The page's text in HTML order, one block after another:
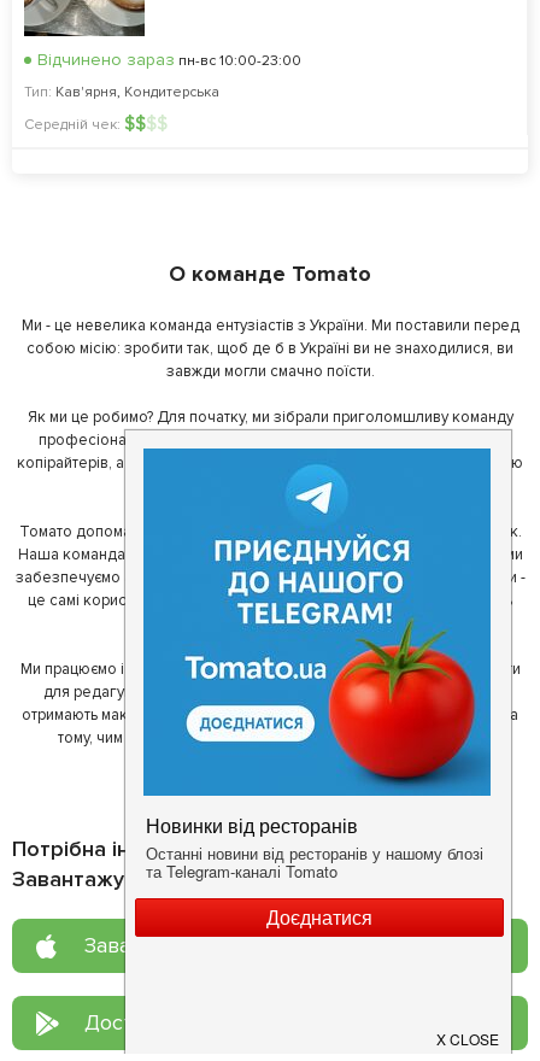
Відчинено зараз пн-вс 10:00-23:00
Тип: Кав'ярня, Кондитерська
Середній чек: $$$$
О команде Tomato
Ми - це невелика команда ентузіастів з України. Ми поставили перед
собою місію: зробити так, щоб де б в Україні ви не знаходилися, ви
завжди могли смачно поїсти.
Як ми це робимо? Для початку, ми зібрали приголомшливу команду
професіоналів - фахівців з дизайну, програмування, маркетингу,
копірайтерів, а за сумісництвом - любителів гарної їжі. З їх допомогою
ми створили Томато.
Томато допомагає своїм користувачам знайти цікаві місця неподалік.
Наша команда регулярно зв'язується з ресторанами - таким чином ми
забезпечуємо актуальність інформації. Друга частина нашої команди -
це самі користувачі, які діляться своїми враженнями і допомагають
один одному у виборі кращих місць.
Ми працюємо і з ресторанами. Для них ми надаємо зручні інструменти
для редагування інформації про себе - в результаті відвідувачі
отримають максимум інформації, а ресторан зможе зосередитися на
тому, чим він любить займатися більше всього - смачній їжі.
Потрібна інформація про заклад?
Завантажуйте додаток!
Завантажте у App Store
Доступно у